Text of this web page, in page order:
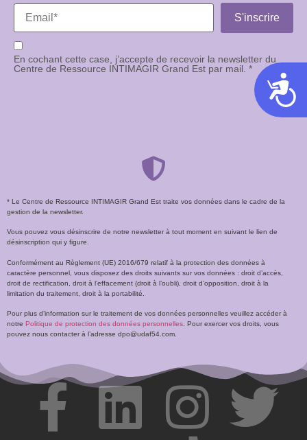
En cochant cette case, j’accepte de recevoir la newsletter du
Centre de Ressource INTIMAGIR Grand Est par mail. *
* Le Centre de Ressource INTIMAGIR Grand Est traite vos données dans le cadre de la
gestion de la newsletter.
Vous pouvez vous désinscrire de notre newsletter à tout moment en suivant le lien de
désinscription qui y figure.
Conformément au Règlement (UE) 2016/679 relatif à la protection des données à
caractère personnel, vous disposez des droits suivants sur vos données : droit d’accès,
droit de rectification, droit à l’effacement (droit à l’oubli), droit d’opposition, droit à la
limitation du traitement, droit à la portabilité.
Pour plus d’information sur le traitement de vos données personnelles veuillez accéder à
notre Politique de protection des données personnelles . Pour exercer vos droits, vous
pouvez nous contacter à l’adresse dpo@udaf54.com.